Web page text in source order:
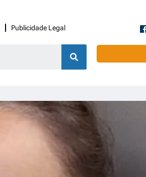
Publicidade Legal